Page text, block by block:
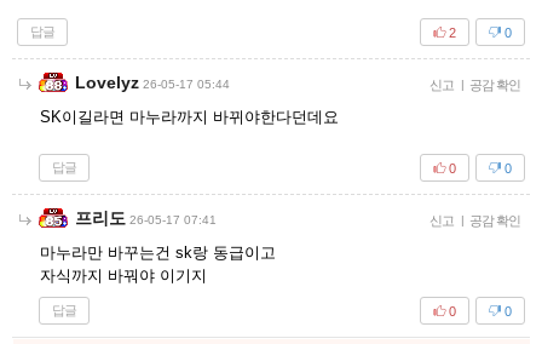
답글 0
2
Lovelyz 26-05-17 05:44 신고 | 공감 확인
SK이길라면 마누라까지 바뀌야한다던데요
답글 0
0
프리도 26-05-17 07:41 신고 | 공감 확인
마누라만 바꾸는건 sk랑 동급이고
자식까지 바꿔야 이기지
답글 0
0